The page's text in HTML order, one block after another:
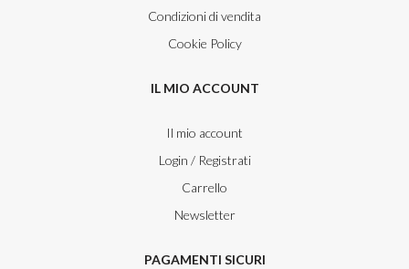
Condizioni di vendita
Cookie Policy
IL MIO ACCOUNT
Il mio account
Login / Registrati
Carrello
Newsletter
PAGAMENTI SICURI